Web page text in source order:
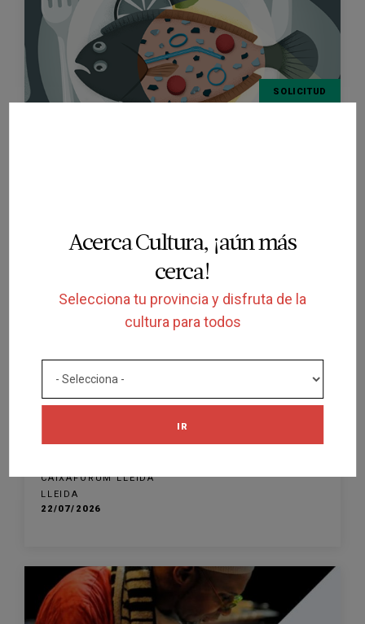
Acerca Cultura, ¡aún más
cerca!
Selecciona tu provincia y disfruta de la
cultura para todos
IR
SOLICITUD
FINALIZADA
CAIXAFORUM LLEIDA
LLEIDA
22/07/2026